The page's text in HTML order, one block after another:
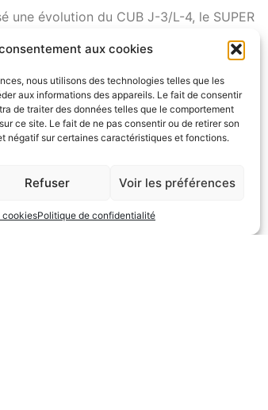
aux cookies
nous utilisons des technologies telles que les
aux informations des appareils. Le fait de consentir
de traiter des données telles que le comportement
ce site. Le fait de ne pas consentir ou de retirer son
négatif sur certaines caractéristiques et fonctions.
Refuser Voir les préférences
cookiesPolitique de confidentialité
une évolution du CUB J-3/L-4, le SUPER
liaison. En 1951, afin de remplacer les
a été employé pour toutes les
et de Dax. En complément, pour
dans des missions secondaires
électrique de bord, le poste radio,
réservoir d’essence présent dans l’aile
de courant. Le retrait des
Le F-BRUL a été vendu en Suisse.
bien équipé avec un Transpondeur
le F-BETY. Le F-BRUL se pilote de la